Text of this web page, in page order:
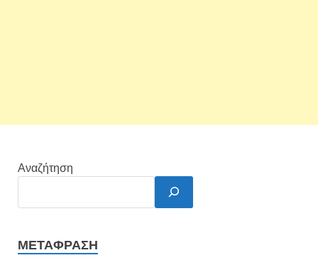
Αναζήτηση
ΜΕΤΆΦΡΑΣΗ